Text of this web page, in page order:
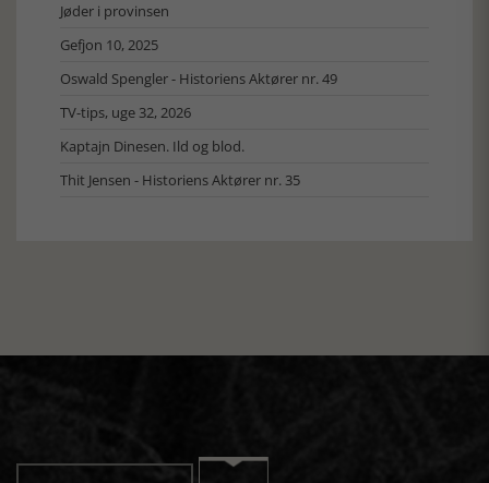
Jøder i provinsen
Gefjon 10, 2025
Oswald Spengler - Historiens Aktører nr. 49
TV-tips, uge 32, 2026
Kaptajn Dinesen. Ild og blod.
Thit Jensen - Historiens Aktører nr. 35